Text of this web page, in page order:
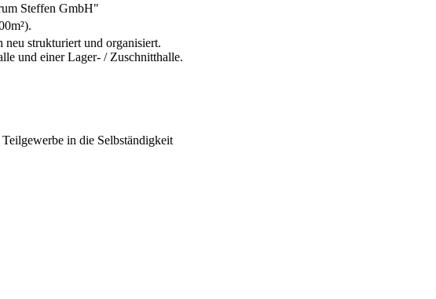
Steffen GmbH"
neu strukturiert und organisiert.
und einer Lager- / Zuschnitthalle.
in die Selbständigkeit